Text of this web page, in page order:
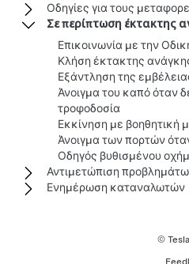
Οδηγίες για τους
Σε περίπτωση έκτακτης
Επικοινωνία με την
Κλήση έκτακτης
Εξάντληση της
Άνοιγμα του καπό όταν
τροφοδοσία
Εκκίνηση με βοηθητική
Άνοιγμα των πορτών
Οδηγός βυθισμένου
Αντιμετώπιση
Ενημέρωση καταναλωτών
© Tesla